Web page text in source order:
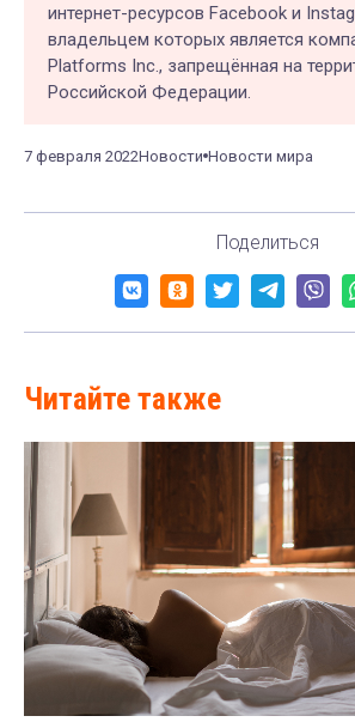
интернет-ресурсов Facebook и
владельцем которых является
Platforms Inc., запрещённая на
Российской Федерации.
7 февраля 2022Новости Новости мира
Поделиться
Читайте также